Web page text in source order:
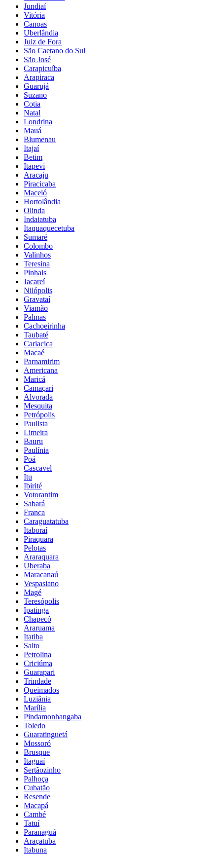
Jundiaí
Vitória
Canoas
Uberlândia
Juiz de Fora
São Caetano do Sul
São José
Carapicuíba
Arapiraca
Guarujá
Suzano
Cotia
Natal
Londrina
Mauá
Blumenau
Itajaí
Betim
Itapevi
Aracaju
Piracicaba
Maceió
Hortolândia
Olinda
Indaiatuba
Itaquaquecetuba
Sumaré
Colombo
Valinhos
Teresina
Pinhais
Jacareí
Nilópolis
Gravataí
Viamão
Palmas
Cachoeirinha
Taubaté
Cariacica
Macaé
Parnamirim
Americana
Maricá
Camaçari
Alvorada
Mesquita
Petrópolis
Paulista
Limeira
Bauru
Paulínia
Poá
Cascavel
Itu
Ibirité
Votorantim
Sabará
Franca
Caraguatatuba
Itaboraí
Piraquara
Pelotas
Araraquara
Uberaba
Maracanaú
Vespasiano
Magé
Teresópolis
Ipatinga
Chapecó
Araruama
Itatiba
Salto
Petrolina
Criciúma
Guarapari
Trindade
Queimados
Luziânia
Marília
Pindamonhangaba
Toledo
Guaratinguetá
Mossoró
Brusque
Itaguaí
Sertãozinho
Palhoça
Cubatão
Resende
Macapá
Cambé
Tatuí
Paranaguá
Araçatuba
Itabuna